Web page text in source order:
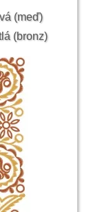
(meď)
(bronz)